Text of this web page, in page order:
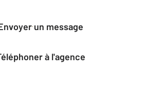
Envoyer un message
Téléphoner à l'agence